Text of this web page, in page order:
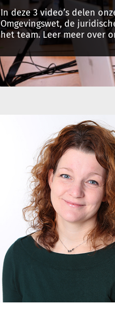
In deze 3 video’s delen
Omgevingswet, de
het team. Leer meer over